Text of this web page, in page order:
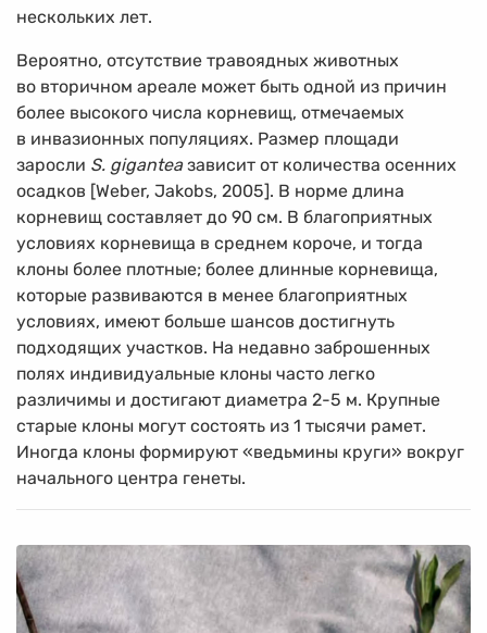
нескольких лет.
Вероятно, отсутствие травоядных животных
во вторичном ареале может быть одной из причин
более высокого числа корневищ, отмечаемых
в инвазионных популяциях. Размер площади
заросли S. giganteaзависит от количества осенних
осадков [Weber, Jakobs, 2005]. В норме длина
корневищ составляет до 90 см. В благоприятных
условиях корневища в среднем короче, и тогда
клоны более плотные; более длинные корневища,
которые развиваются в менее благоприятных
условиях, имеют больше шансов достигнуть
подходящих участков. На недавно заброшенных
полях индивидуальные клоны часто легко
различимы и достигают диаметра 2-5 м. Крупные
старые клоны могут состоять из 1 тысячи рамет.
Иногда клоны формируют «ведьмины круги» вокруг
начального центра генеты.